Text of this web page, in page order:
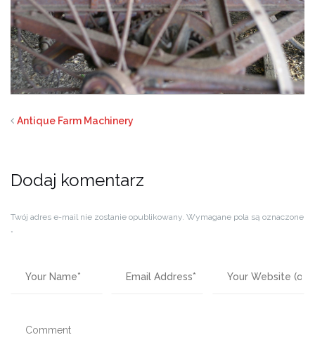
Antique Farm Machinery
Dodaj komentarz
Twój adres e-mail nie zostanie opublikowany. Wymagane pola są oznaczone
*